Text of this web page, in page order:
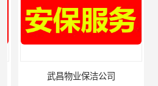
武昌物业保洁公司